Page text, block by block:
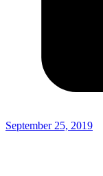
September 25, 2019